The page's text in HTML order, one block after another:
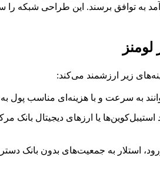
به توافق برسند. این طراحی شبکه
زیر ارزشمند می‌کند:
به سرعت و با هزینه‌ای مناسب پول به
استلار به جمعیت‌های بدون بانک